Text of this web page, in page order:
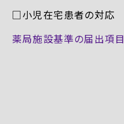
□小児在宅患者の対応
薬局施設基準の届出項目